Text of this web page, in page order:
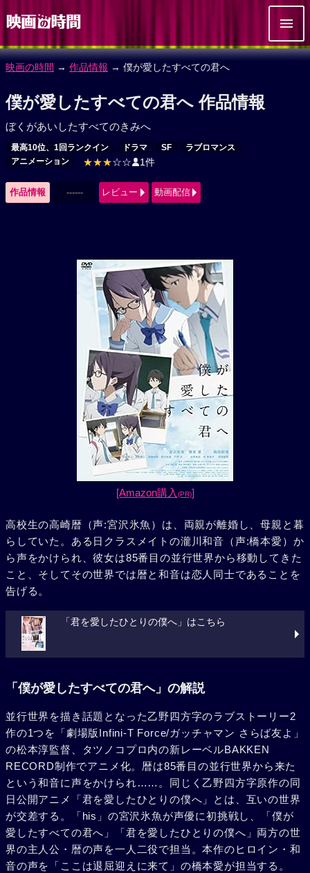
映画の時間 → 作品情報 → 僕が愛したすべての君へ
僕が愛したすべての君へ 作品情報
ぼくがあいしたすべてのきみへ
最高10位、1回ランクイン ドラマ SF
ラブロマンス
アニメーション
★★★☆☆ 1件
作品情報 ------ レビュー 動画配信
[Amazon購入 (PR)]
高校生の高崎暦（声:宮沢氷魚）は、両親が離婚し、母親と暮
らしていた。ある日クラスメイトの瀧川和音（声:橋本愛）か
ら声をかけられ、彼女は85番目の並行世界から移動してきた
こと、そしてその世界では暦と和音は恋人同士であることを
告げる。
「君を愛したひとりの僕へ」はこちら
「僕が愛したすべての君へ」の解説
並行世界を描き話題となった乙野四方字のラブストーリー2
作の1つを「劇場版Infini-T Force/ガッチャマン さらば友よ」
の松本淳監督、タツノコプロ内の新レーベルBAKKEN
RECORD制作でアニメ化。暦は85番目の並行世界から来た
という和音に声をかけられ……。同じく乙野四方字原作の同
日公開アニメ「君を愛したひとりの僕へ」とは、互いの世界
が交差する。「his」の宮沢氷魚が声優に初挑戦し、「僕が
愛したすべての君へ」「君を愛したひとりの僕へ」両方の世
界の主人公・暦の声を一人二役で担当。本作のヒロイン・和
音の声を「ここは退屈迎えに来て」の橋本愛が担当する。